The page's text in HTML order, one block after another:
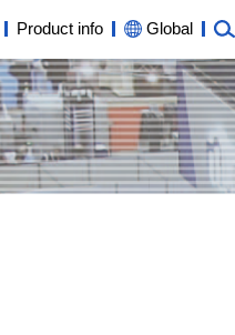
Product info Global